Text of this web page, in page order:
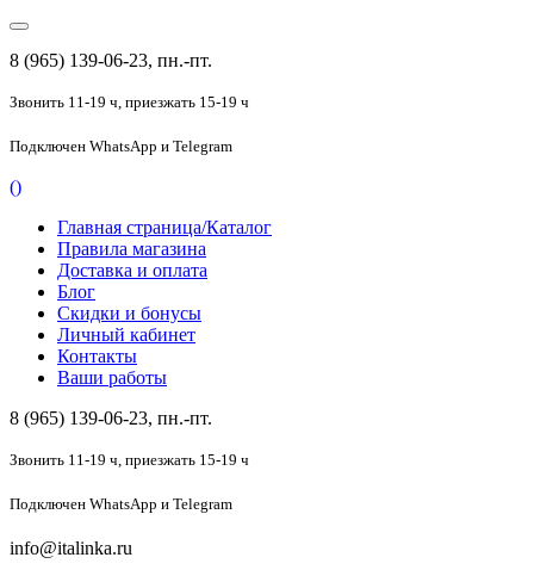
8 (965) 139-06-23, пн.-пт.
Звонить 11-19 ч, приезжать 15-19 ч
Подключен WhatsApp и Telegram
()
Главная страница/Каталог
Правила магазина
Доставка и оплата
Блог
Скидки и бонусы
Личный кабинет
Контакты
Ваши работы
8 (965) 139-06-23, пн.-пт.
Звонить 11-19 ч, приезжать 15-19 ч
Подключен WhatsApp и Telegram
info@italinka.ru